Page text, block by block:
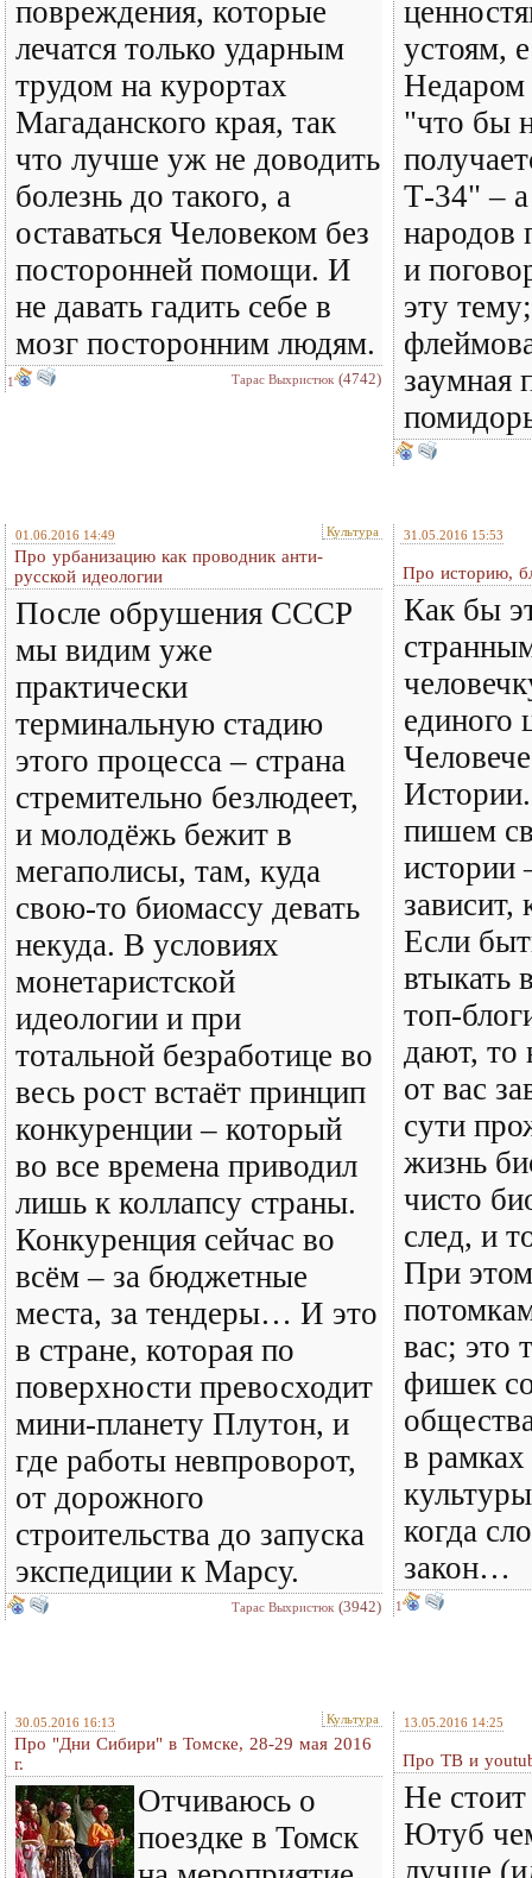
повреждения, которые
лечатся только ударным
трудом на курортах
Магаданского края, так
что лучше уж не доводить
болезнь до такого, а
оставаться Человеком без
посторонней помощи. И
не давать гадить себе в
мозг посторонним людям.
1 Тарас Выхристюк (4742)
устоям,
Недаром
"что бы
Т-34" –
народов
и
эту
заумная
01.06.2016 14:49 Культура
Про урбанизацию как проводник анти-
русской идеологии
После обрушения СССР
мы видим уже
практически
терминальную стадию
этого процесса – страна
стремительно безлюдеет,
и молодёжь бежит в
мегаполисы, там, куда
свою-то биомассу девать
некуда. В условиях
монетаристской
идеологии и при
тотальной безработице во
весь рост встаёт принцип
конкуренции – который
во все времена приводил
лишь к коллапсу страны.
Конкуренция сейчас во
всём – за бюджетные
места, за тендеры… И это
в стране, которая по
поверхности превосходит
мини-планету Плутон, и
где работы невпроворот,
от дорожного
строительства до запуска
экспедиции к Марсу.
Тарас Выхристюк (3942)
31.05.2016 15:53
Про историю,
Как бы
единого
пишем
истории
зависит,
Если
втыкать
топ-
дают, то
от вас
сути
жизнь
чисто
след, и
При
вас; это
фишек
в
когда
закон…
1
30.05.2016 16:13 Культура
Про "Дни Сибири" в Томске, 28-29 мая 2016
г.
Отчиваюсь о
поездке в Томск
13.05.2016 14:25
Про ТВ и
Не
Ютуб
лучше